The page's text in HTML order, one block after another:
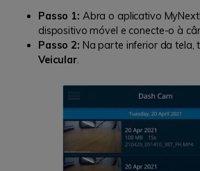
Passo 1: Abra o aplicativo
dispositivo móvel e conecte-o à
Passo 2: Na parte inferior da tela,
Veicular.